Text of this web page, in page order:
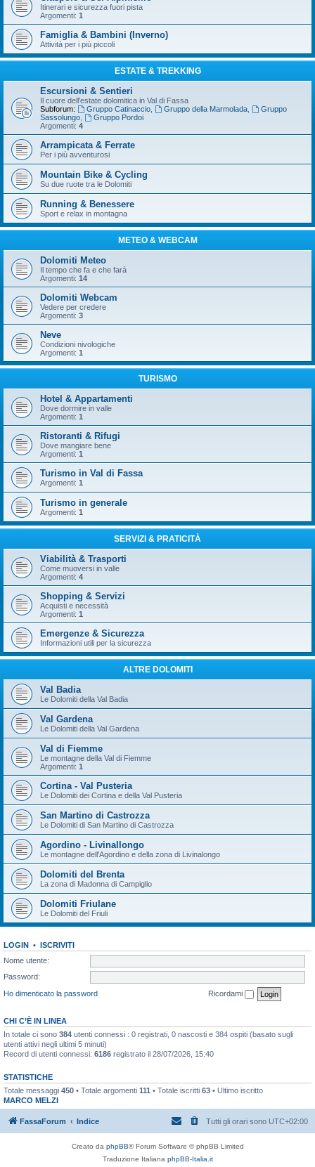
Itinerari e sicurezza fuori pista
Argomenti: 1
Famiglia & Bambini (Inverno)
Attività per i più piccoli
ESTATE & TREKKING
Escursioni & Sentieri
Il cuore dell'estate dolomitica in Val di Fassa
Subforum:
Gruppo Catinaccio, Gruppo della Marmolada,
Gruppo
Sassolungo
Gruppo Pordoi
Argomenti: 4
Arrampicata & Ferrate
Per i più avventurosi
Mountain Bike & Cycling
Su due ruote tra le Dolomiti
Running & Benessere
Sport e relax in montagna
METEO & WEBCAM
Dolomiti Meteo
Il tempo che fa e che farà
Argomenti: 14
Dolomiti Webcam
Vedere per credere
Argomenti: 3
Neve
Condizioni nivologiche
Argomenti: 1
TURISMO
Hotel & Appartamenti
Dove dormire in valle
Argomenti: 1
Ristoranti & Rifugi
Dove mangiare bene
Argomenti: 1
Turismo in Val di Fassa
Argomenti: 1
Turismo in generale
Argomenti: 1
SERVIZI & PRATICITÀ
Viabilità & Trasporti
Come muoversi in valle
Argomenti: 4
Shopping & Servizi
Acquisti e necessità
Argomenti: 1
Emergenze & Sicurezza
Informazioni utili per la sicurezza
ALTRE DOLOMITI
Val Badia
Le Dolomiti della Val Badia
Val Gardena
Le Dolomiti della Val Gardena
Val di Fiemme
Le montagne della Val di Fiemme
Argomenti: 1
Cortina - Val Pusteria
Le Dolomiti dei Cortina e della Val Pusteria
San Martino di Castrozza
Le Dolomiti di San Martino di Castrozza
Agordino - Livinallongo
Le montagne dell'Agordino e della zona di Livinalongo
Dolomiti del Brenta
La zona di Madonna di Campiglio
Dolomiti Friulane
Le Dolomiti del Friuli
LOGIN • ISCRIVITI
Nome utente:
Password:
Ho dimenticato la password
Ricordami
CHI C’È IN LINEA
In totale ci sono 384 utenti connessi : 0 registrati, 0 nascosti e 384 ospiti (basato sugli
utenti attivi negli ultimi 5 minuti)
Record di utenti connessi: 6186 registrato il 28/07/2026, 15:40
STATISTICHE
Totale messaggi 450 • Totale argomenti 111 • Totale iscritti 63 • Ultimo iscritto
MARCO MELZI
FassaForum Indice Tutti gli orari sono UTC+02:00
Creato da phpBB® Forum Software © phpBB Limited
Traduzione Italiana phpBB-Italia.it